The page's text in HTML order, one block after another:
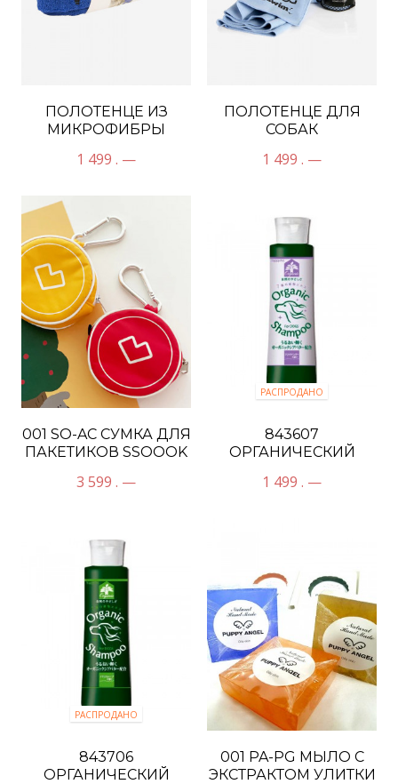
ПОЛОТЕНЦЕ ИЗ
МИКРОФИБРЫ
1 499 . —
ПОЛОТЕНЦЕ ДЛЯ
СОБАК
1 499 . —
001 SO-AC СУМКА ДЛЯ
ПАКЕТИКОВ SSOOOK
3 599 . —
РАСПРОДАНО
843607
ОРГАНИЧЕСКИЙ
АРОМАТОМ
1 499 . —
РАСПРОДАНО
843706
ОРГАНИЧЕСКИЙ
001 PA-PG МЫЛО С
ЭКСТРАКТОМ УЛИТКИ